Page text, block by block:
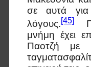
σε αυτά για
λόγους.[45]
μνήμη έχει
Παοτζή με